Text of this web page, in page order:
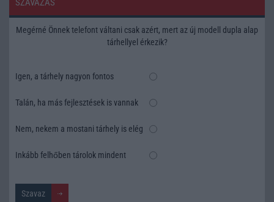
Megérné Önnek telefont váltani csak azért, mert az új modell dupla alap
tárhellyel érkezik?
Igen, a tárhely nagyon fontos
Talán, ha más fejlesztések is vannak
Nem, nekem a mostani tárhely is elég
Inkább felhőben tárolok mindent